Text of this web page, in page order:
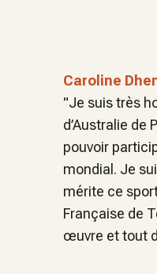
Caroline
"Je suis très
d’Australie de
pouvoir
mondial. Je
mérite ce
Française de
œuvre et tout